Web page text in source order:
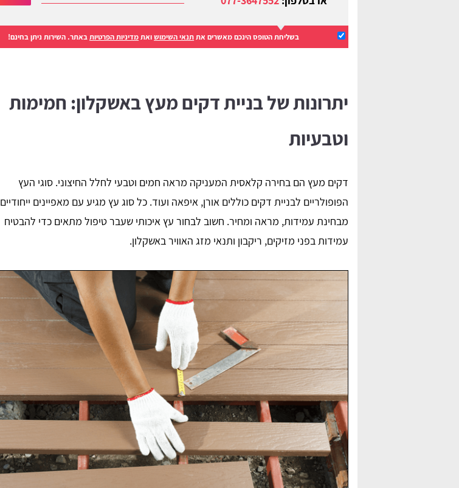
בשליחת הטופס הינכם מאשרים אתתנאי השימושואתמדיניות הפרטיותבאתר. השירות ניתן בחינם!
יתרונות של בניית דקים מעץ באשקלון: חמימות
וטבעיות
דקים מעץ הם בחירה קלאסית המעניקה מראה חמים וטבעי לחלל החיצוני. סוגי העץ
הפופולריים לבניית דקים כוללים אורן, איפאה ועוד. כל סוג עץ מגיע עם מאפיינים ייחודיים
מבחינת עמידות, מראה ומחיר. חשוב לבחור עץ איכותי שעבר טיפול מתאים כדי להבטיח
עמידות בפני מזיקים, ריקבון ותנאי מזג האוויר באשקלון.